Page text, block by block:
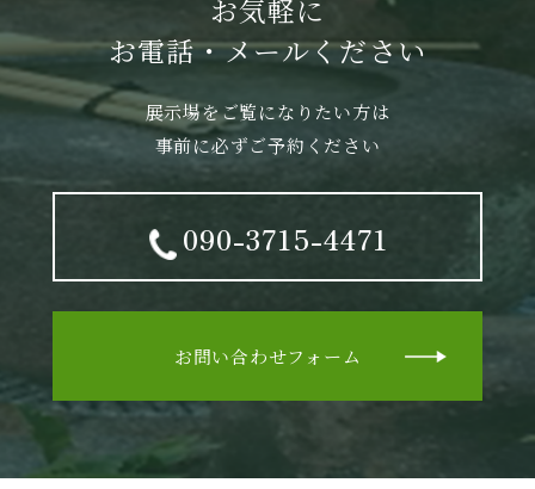
お気軽に
お電話・メールください
展示場をご覧になりたい方は
事前に必ずご予約ください
090-3715-4471
お問い合わせフォーム